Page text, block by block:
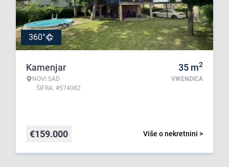
360°
Kamenjar
NOVI SAD
ŠIFRA: #574082
35 m2
VIKENDICA
Više o nekretnini >
€159.000